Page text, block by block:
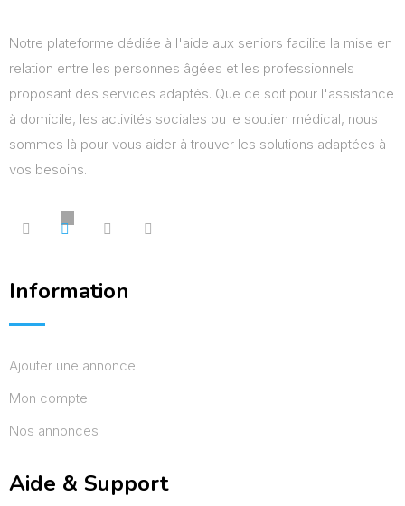
Notre plateforme dédiée à l'aide aux seniors facilite la mise en
relation entre les personnes âgées et les professionnels
proposant des services adaptés. Que ce soit pour l'assistance
à domicile, les activités sociales ou le soutien médical, nous
sommes là pour vous aider à trouver les solutions adaptées à
vos besoins.
Information
Ajouter une annonce
Mon compte
Nos annonces
Aide & Support